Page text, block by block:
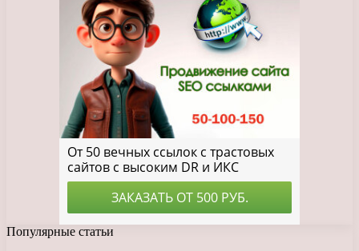
Популярные статьи